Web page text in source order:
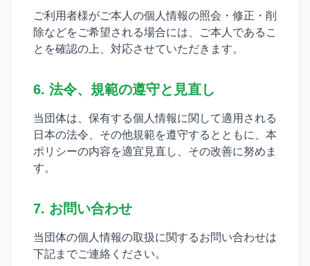
ご利用者様がご本人の個人情報の照会・修正・削
除などをご希望される場合には、ご本人であるこ
とを確認の上、対応させていただきます。
6. 法令、規範の遵守と見直し
当団体は、保有する個人情報に関して適用される
日本の法令、その他規範を遵守するとともに、本
ポリシーの内容を適宜見直し、その改善に努めま
す。
7. お問い合わせ
当団体の個人情報の取扱に関するお問い合わせは
下記までご連絡ください。